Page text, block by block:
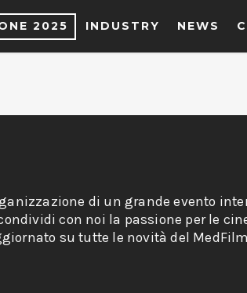
2025 INDUSTRY NEWS
di un grande evento
con noi la passione per le
su tutte le novità del